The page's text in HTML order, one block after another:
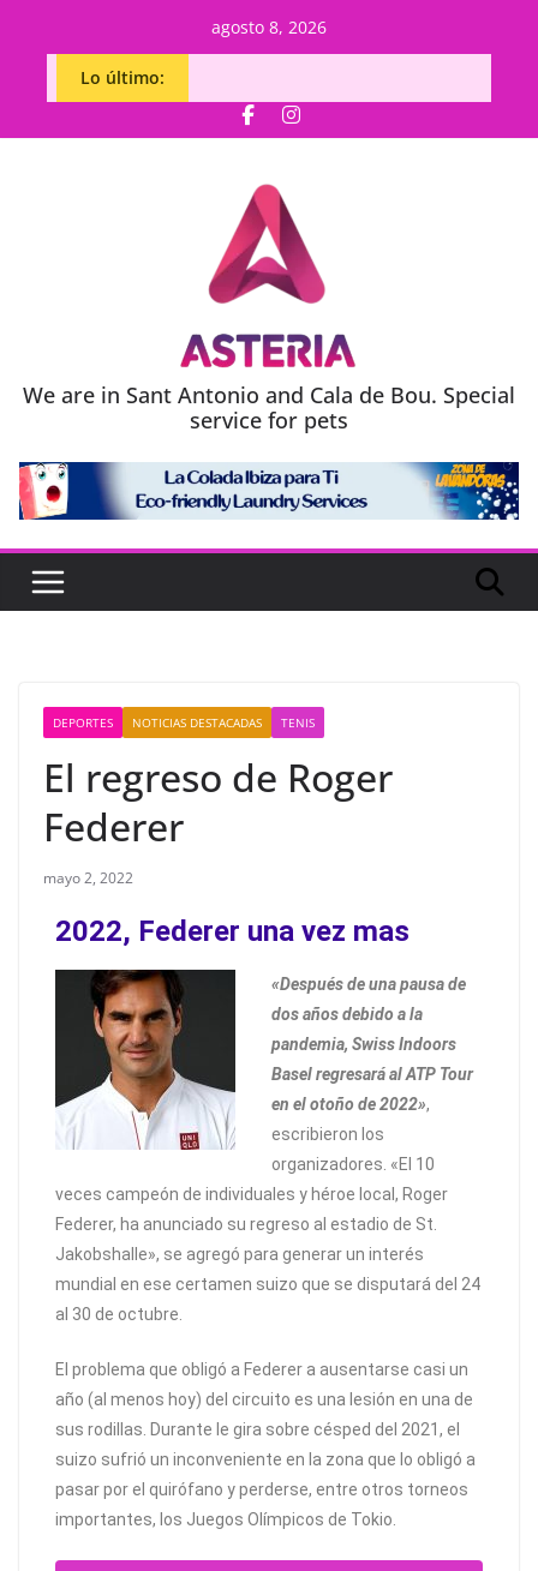
agosto 8, 2026
Lo último:
We are in Sant Antonio and Cala de Bou. Special
service for pets
DEPORTES NOTICIAS DESTACADAS TENIS
El regreso de Roger
Federer
mayo 2, 2022
2022, Federer una vez mas
«Después de una pausa de
dos años debido a la
pandemia, Swiss Indoors
Basel regresará al ATP Tour
en el otoño de 2022»,
escribieron los
organizadores. «El 10
veces campeón de individuales y héroe local, Roger
Federer, ha anunciado su regreso al estadio de St.
Jakobshalle», se agregó para generar un interés
mundial en ese certamen suizo que se disputará del 24
al 30 de octubre.
El problema que obligó a Federer a ausentarse casi un
año (al menos hoy) del circuito es una lesión en una de
sus rodillas. Durante le gira sobre césped del 2021, el
suizo sufrió un inconveniente en la zona que lo obligó a
pasar por el quirófano y perderse, entre otros torneos
importantes, los Juegos Olímpicos de Tokio.